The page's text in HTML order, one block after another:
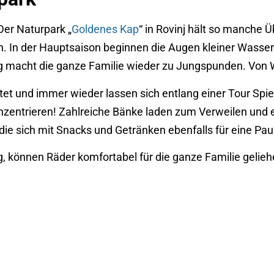
Naturpark „Goldenes Kap“ in Rovinj hält so manche
der Hauptsaison beginnen die Augen kleiner
die ganze Familie wieder zu Jungspunden. Von
und immer wieder lassen sich entlang einer Tour
Zahlreiche Bänke laden zum Verweilen
sich mit Snacks und Getränken ebenfalls für eine
Räder komfortabel für die ganze Familie